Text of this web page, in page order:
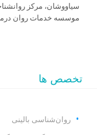
سیاووشان، مرکز
موسسه خدمات روان
تخصص ها
روان‌شناسی بالینی